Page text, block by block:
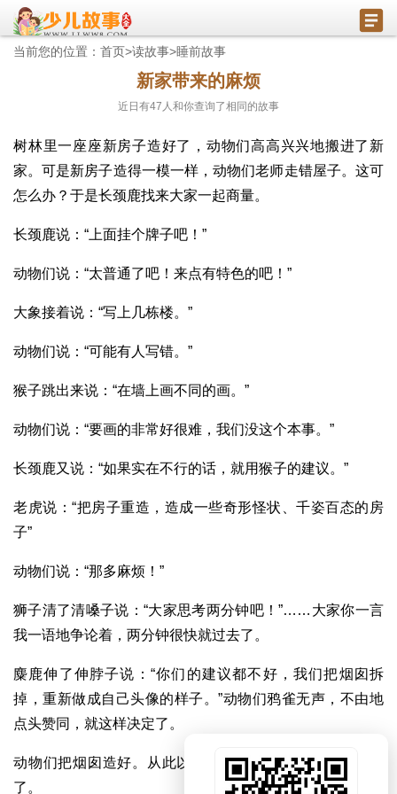
当前您的位置： 首页>读故事>睡前故事
新家带来的麻烦
近日有47 人和你查询了相同的故事
树林里一座座新房子造好了，动物们高高兴兴地搬进了新
家。可是新房子造得一模一样，动物们老师走错屋子。这可
怎么办？于是长颈鹿找来大家一起商量。
长颈鹿说：“上面挂个牌子吧！”
动物们说：“太普通了吧！来点有特色的吧！”
大象接着说：“写上几栋楼。”
动物们说：“可能有人写错。”
猴子跳出来说：“在墙上画不同的画。”
动物们说：“要画的非常好很难，我们没这个本事。”
长颈鹿又说：“如果实在不行的话，就用猴子的建议。”
老虎说：“把房子重造，造成一些奇形怪状、千姿百态的房
子”
动物们说：“那多麻烦！”
狮子清了清嗓子说：“大家思考两分钟吧！”……大家你一言
我一语地争论着，两分钟很快就过去了。
麋鹿伸了伸脖子说：“你们的建议都不好，我们把烟囱拆
掉，重新做成自己头像的样子。”动物们鸦雀无声，不由地
点头赞同，就这样决定了。
动物们把烟囱造好。从此以后，动物们就没有再走错房子
了。